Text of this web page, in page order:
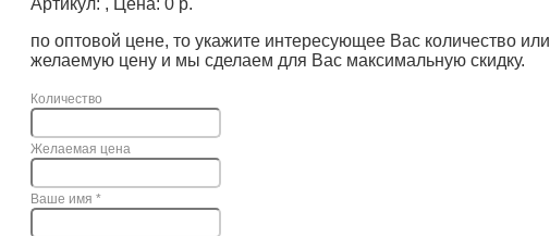
по оптовой цене, то укажите интересующее Вас количество или
желаемую цену и мы сделаем для Вас максимальную скидку.
Количество
Желаемая цена
Ваше имя *